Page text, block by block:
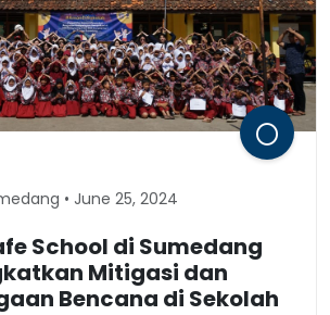
• June 25, 2024
School di Sumedang
Mitigasi dan
Bencana di Sekolah